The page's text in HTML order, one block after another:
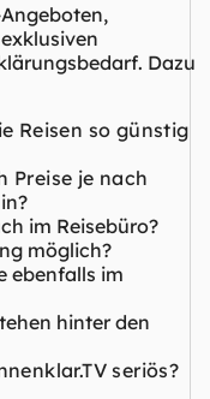
Dazu
Reisen so günstig
Preise je nach
im Reisebüro?
möglich?
ebenfalls im
hinter den
seriös?